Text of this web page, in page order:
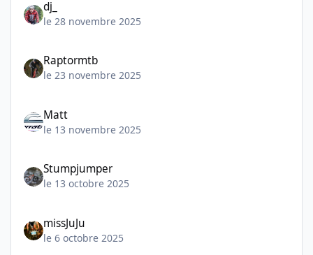
dj_
le 28 novembre 2025
Raptormtb
le 23 novembre 2025
Matt
le 13 novembre 2025
Stumpjumper
le 13 octobre 2025
missJuJu
le 6 octobre 2025